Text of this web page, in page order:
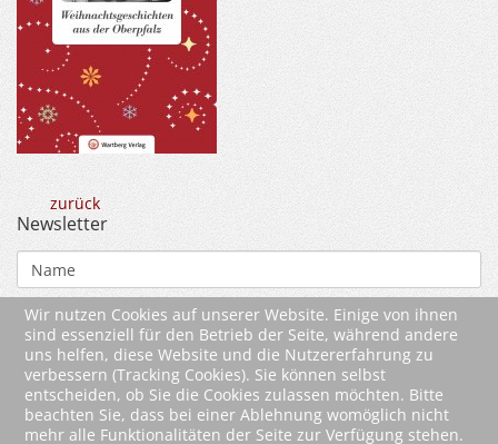
zurück
Newsletter
Wir nutzen Cookies auf unserer Website. Einige von ihnen
sind essenziell für den Betrieb der Seite, während andere
uns helfen, diese Website und die Nutzererfahrung zu
verbessern (Tracking Cookies). Sie können selbst
entscheiden, ob Sie die Cookies zulassen möchten. Bitte
beachten Sie, dass bei einer Ablehnung womöglich nicht
mehr alle Funktionalitäten der Seite zur Verfügung stehen.